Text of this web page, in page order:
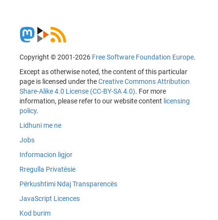
Copyright © 2001-2026 Free Software Foundation Europe.
Except as otherwise noted, the content of this particular
page is licensed under theCreative Commons Attribution
Share-Alike 4.0 License (CC-BY-SA 4.0). For more
information, please refer to our website content licensing
policy.
Lidhuni me ne
Jobs
Informacion ligjor
Rregulla Privatësie
Përkushtimi Ndaj Transparencës
JavaScript Licences
Kod burim